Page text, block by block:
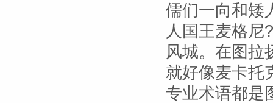
儒们一向和矮
人国王麦格尼
风城。在图拉
就好像麦卡托
专业术语都是